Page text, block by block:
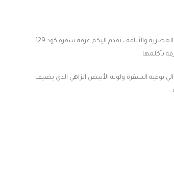
غرفة السفره هي واحدة من أهم الغرف في منزل أي شخص ، يجب عليك اختيار غرفة سفره ملائمة لذوقك لتجعلك تشعر بالسعادة والأريحية عن تناول وجبات طعامك . لمحبي العصرية والأناقة ، نقدم اليكم غرفة سفره كود 129
بأكلمها .
بوفيه السفرة ولونه الأبيض الزاهي الذي يضيف
.